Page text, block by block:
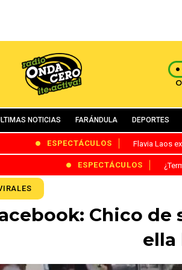
NOTICIAS FARÁNDULA DEPORTES
ESPECTÁCULOS Flavia Laos
ESPECTÁCULOS
Chico
ella